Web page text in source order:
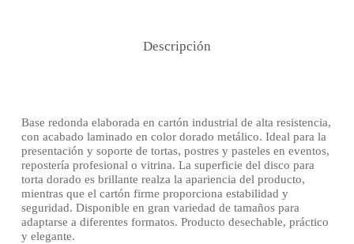
Descripción
Base redonda elaborada en cartón industrial de alta resistencia,
con acabado laminado en color dorado metálico. Ideal para la
presentación y soporte de tortas, postres y pasteles en eventos,
repostería profesional o vitrina. La superficie del disco para
torta dorado es brillante realza la apariencia del producto,
mientras que el cartón firme proporciona estabilidad y
seguridad. Disponible en gran variedad de tamaños para
adaptarse a diferentes formatos. Producto desechable, práctico
y elegante.